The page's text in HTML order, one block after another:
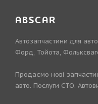
ABSCAR
Автозапчастини для
Форд, Тойота,
Продаємо нові
авто. Послуги СТО.